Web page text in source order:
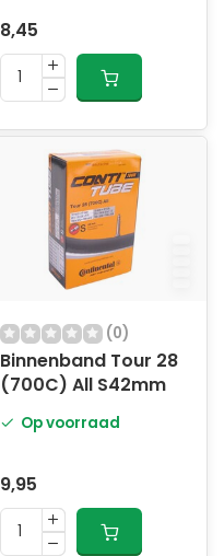
8,45
(0)
Binnenband Tour 28
(700C) All S42mm
Op voorraad
9,95